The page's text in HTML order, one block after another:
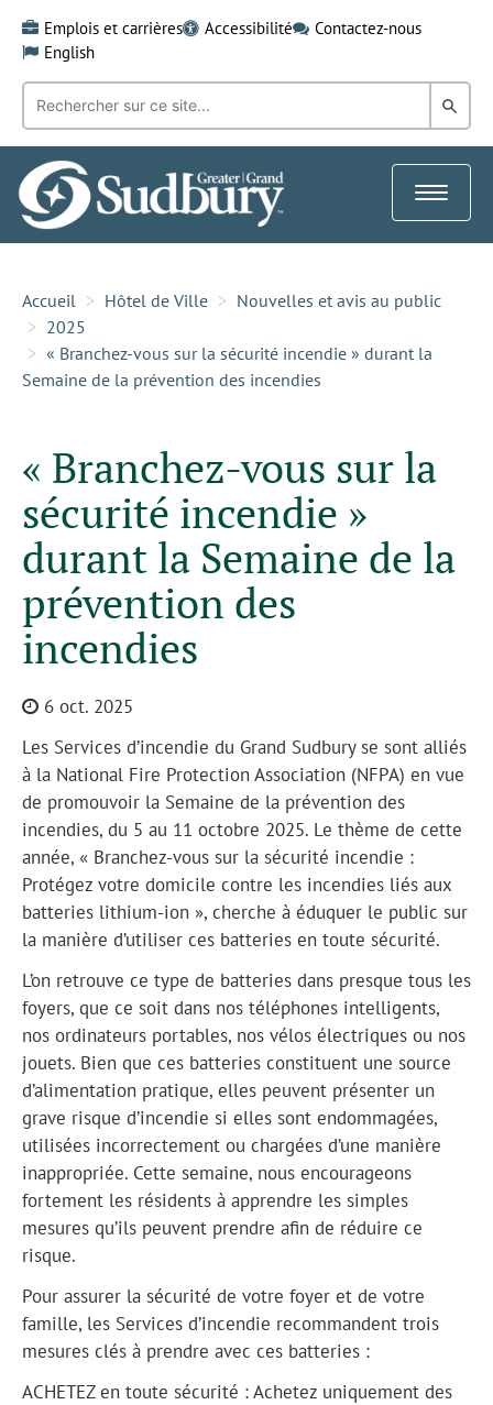
content
Emplois et carrières Accessibilité
Contactez-nous
English
Recherche
mot-
clé:
dans
Toggle
Accueil Hôtel de Ville
Nouvelles et avis au public
2025
« Branchez-vous sur la sécurité incendie » durant la
Semaine de la prévention des incendies
« Branchez-vous sur la
sécurité incendie »
durant la Semaine de la
prévention des
incendies
6 oct. 2025
Les Services d’incendie du Grand Sudbury se sont alliés
à la National Fire Protection Association (NFPA) en vue
de promouvoir la Semaine de la prévention des
incendies, du 5 au 11 octobre 2025. Le thème de cette
année, « Branchez-vous sur la sécurité incendie :
Protégez votre domicile contre les incendies liés aux
batteries lithium-ion », cherche à éduquer le public sur
la manière d’utiliser ces batteries en toute sécurité.
L’on retrouve ce type de batteries dans presque tous les
foyers, que ce soit dans nos téléphones intelligents,
nos ordinateurs portables, nos vélos électriques ou nos
jouets. Bien que ces batteries constituent une source
d’alimentation pratique, elles peuvent présenter un
grave risque d’incendie si elles sont endommagées,
utilisées incorrectement ou chargées d’une manière
inappropriée. Cette semaine, nous encourageons
fortement les résidents à apprendre les simples
mesures qu’ils peuvent prendre afin de réduire ce
risque.
Pour assurer la sécurité de votre foyer et de votre
famille, les Services d’incendie recommandent trois
mesures clés à prendre avec ces batteries :
ACHETEZ en toute sécurité : Achetez uniquement des